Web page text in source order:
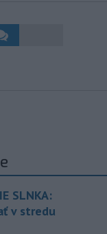
SLNKA:
v stredu